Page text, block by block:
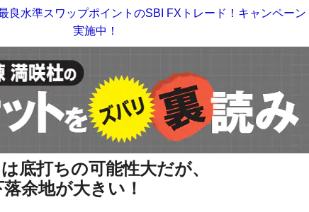
良水準スワップポイントのSBI FXトレード！キャンペーン
実施中！
底打ちの可能性大だが、
余地が大きい！